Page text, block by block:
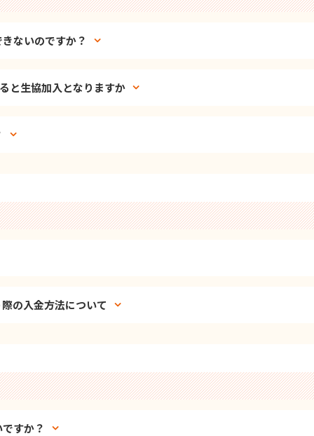
ないのですか？
と生協加入となりますか
の入金方法について
すか？